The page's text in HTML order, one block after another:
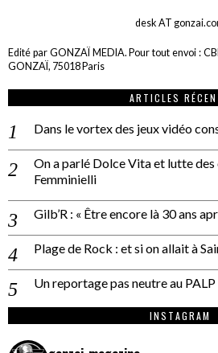
desk AT
Edité par GONZAÏ MEDIA. Pour tout envoi :
GONZAÏ, 75018 Paris
ARTICLES
Dans le vortex des jeux vidéo
On a parlé Dolce Vita et lutte
Femminielli
Gilb’R : « Être encore là 30 ans
Plage de Rock : et si on allait à
Un reportage pas neutre au PALP
INSTAGRAM